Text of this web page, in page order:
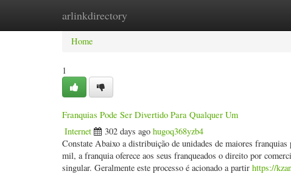
arlinkdirectory
Home New Site Listings
Home
1
Franquias Pode Ser Divertido Para Qualquer Um
Internet 302 days ago hugoq368yzb4
Constate Abaixo a distribuição de unidades de maiores
mil, a franquia oferece aos seus franqueados o direito por
singular. Geralmente este processo é acionado a partir https://